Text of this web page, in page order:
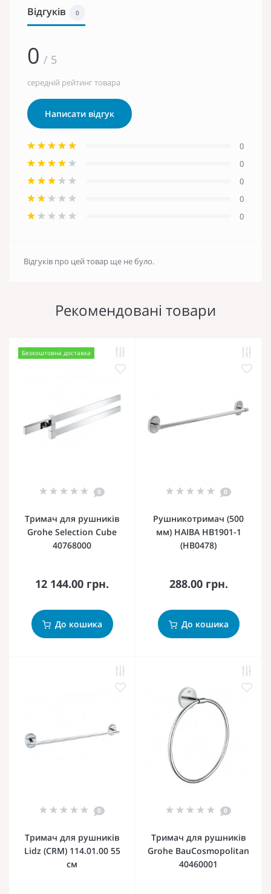
Відгуків 0
0 / 5
середній рейтинг товара
Написати відгук
0
0
0
0
0
Відгуків про цей товар ще не було.
Рекомендовані товари
Безкоштовна доставка
0
Тримач для рушників
Grohe Selection Cube
40768000
12 144.00 грн.
До кошика
0
Рушникотримач (500
мм) HAIBA HB1901-1
(HB0478)
288.00 грн.
До кошика
0
Тримач для рушників
Lidz (CRM) 114.01.00 55
см
0
Тримач для рушників
Grohe BauCosmopolitan
40460001